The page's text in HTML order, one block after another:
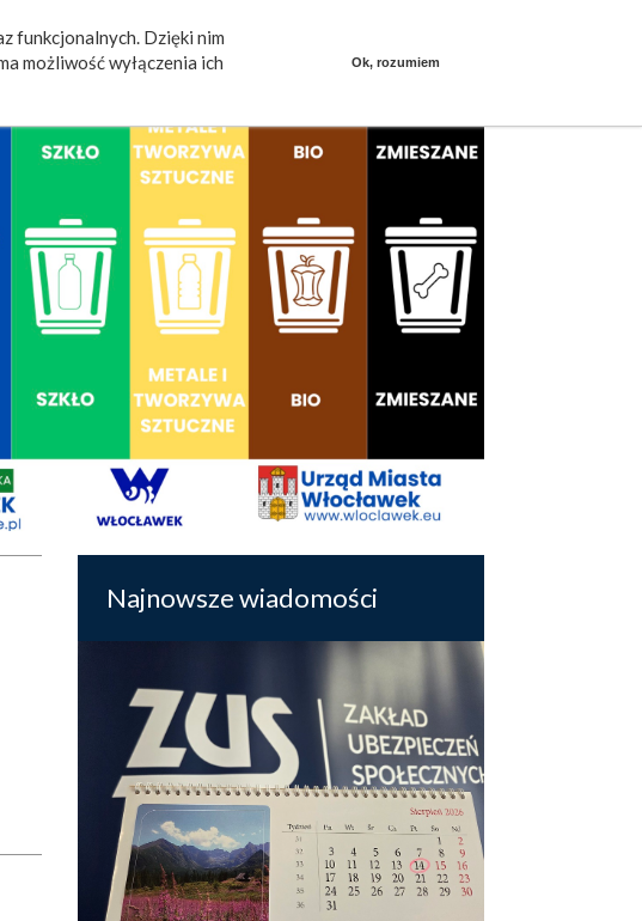
funkcjonalnych. Dzięki nim
możliwość wyłączenia ich
Ok, rozumiem
Mieszkańcy mówią
Najnowsze wiadomości